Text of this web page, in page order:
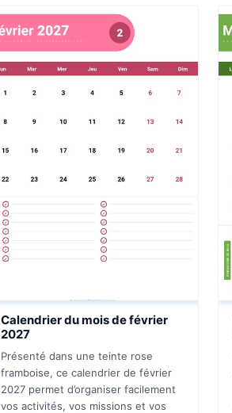
Calendrier du mois de février
2027
Présenté dans une teinte rose
framboise, ce calendrier de février
2027 permet d’organiser facilement
vos activités, vos missions et vos